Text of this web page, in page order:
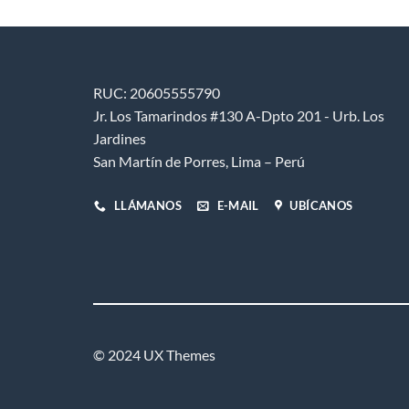
RUC: 20605555790
Jr. Los Tamarindos #130 A-Dpto 201 - Urb. Los
Jardines
San Martín de Porres, Lima – Perú
LLÁMANOS E-MAIL UBÍCANOS
© 2024 UX Themes